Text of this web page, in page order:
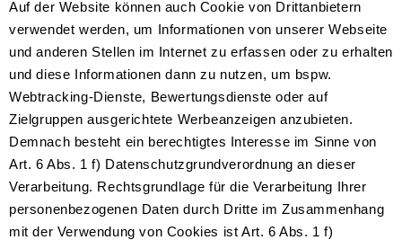
Auf der Website können auch Cookie von Drittanbietern
verwendet werden, um Informationen von unserer Webseite
und anderen Stellen im Internet zu erfassen oder zu erhalten
und diese Informationen dann zu nutzen, um bspw.
Webtracking-Dienste, Bewertungsdienste oder auf
Zielgruppen ausgerichtete Werbeanzeigen anzubieten.
Demnach besteht ein berechtigtes Interesse im Sinne von
Art. 6 Abs. 1 f) Datenschutzgrundverordnung an dieser
Verarbeitung. Rechtsgrundlage für die Verarbeitung Ihrer
personenbezogenen Daten durch Dritte im Zusammenhang
mit der Verwendung von Cookies ist Art. 6 Abs. 1 f)